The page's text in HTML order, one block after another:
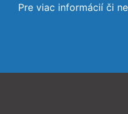
Pre viac informácií či